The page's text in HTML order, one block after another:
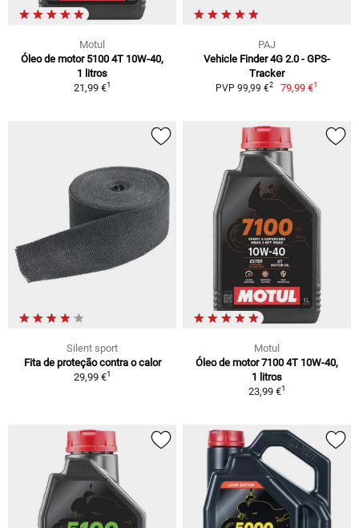
Motul
Óleo de motor 5100 4T 10W-40,
1 litros
21,99 €1
PAJ
Vehicle Finder 4G 2.0 - GPS-
Tracker
PVP 99,99 €2 79,99 €1
Silent sport
Fita de proteção contra o calor
29,99 €1
Motul
Óleo de motor 7100 4T 10W-40,
1 litros
23,99 €1